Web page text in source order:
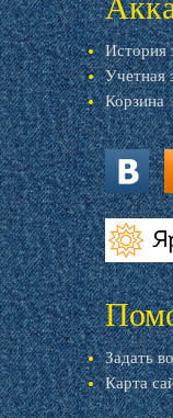
История
Учетная
Корзина
vk.com
Задать
Карта